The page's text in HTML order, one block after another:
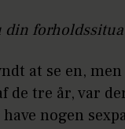
din
at se en,
de tre år, var
nogen